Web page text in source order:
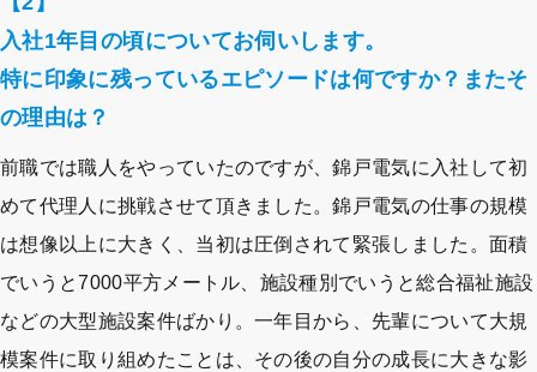
入社1年目の頃についてお伺いします。
特に印象に残っているエピソードは何ですか？またそ
の理由は？
前職では職人をやっていたのですが、錦戸電気に入社して初
めて代理人に挑戦させて頂きました。錦戸電気の仕事の規模
は想像以上に大きく、当初は圧倒されて緊張しました。面積
でいうと7000平方メートル、施設種別でいうと総合福祉施設
などの大型施設案件ばかり。一年目から、先輩について大規
模案件に取り組めたことは、その後の自分の成長に大きな影